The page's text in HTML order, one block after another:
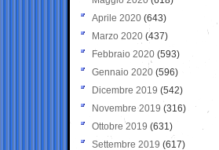
Aprile 2020 (643)
Marzo 2020 (437)
Febbraio 2020 (593)
Gennaio 2020 (596)
Dicembre 2019 (542)
Novembre 2019 (316)
Ottobre 2019 (631)
Settembre 2019 (617)